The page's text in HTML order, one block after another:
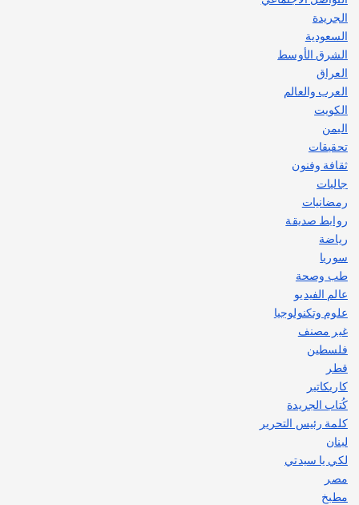
الجريدة
السعودية
الشرق الأوسط
العراق
العرب والعالم
الكويت
اليمن
تحقيقات
ثقافة وفنون
جاليات
رمضانيات
روابط صديقة
رياضة
سوريا
طب وصحة
عالم الفيديو
علوم وتكنولوجيا
غير مصنف
فلسطين
قطر
كاريكاتير
كُتاب الجريدة
كلمة رئيس التحرير
لبنان
لكي يا سيدتي
مصر
مطبخ